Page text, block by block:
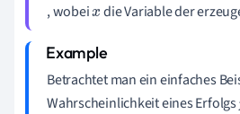
, wobeix die Variable der
Betrachtet man ein einfaches
Wahrscheinlichkeit eines Erfolgs